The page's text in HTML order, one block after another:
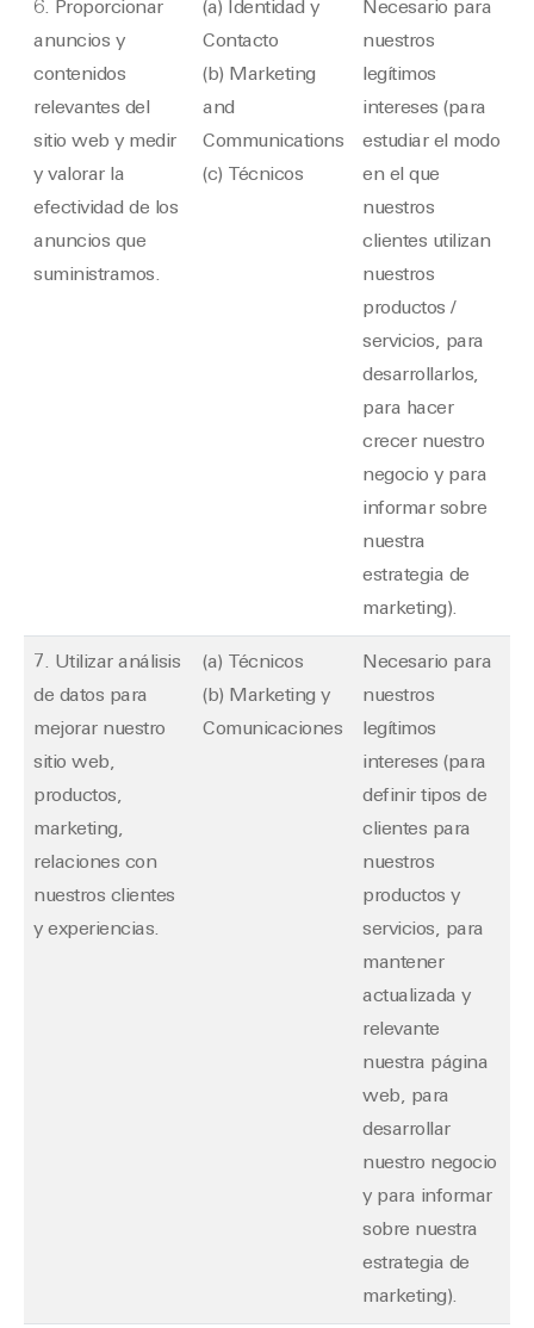
6. Proporcionar
anuncios y
contenidos
relevantes del
sitio web y medir
y valorar la
efectividad de los
anuncios que
suministramos.
(a) Identidad y
Contacto
(b) Marketing
and
Communications
(c) Técnicos
Necesario para
nuestros
legítimos
intereses (para
estudiar el modo
en el que
nuestros
clientes utilizan
nuestros
productos /
servicios, para
desarrollarlos,
para hacer
crecer nuestro
negocio y para
informar sobre
nuestra
estrategia de
marketing).
7. Utilizar análisis
de datos para
mejorar nuestro
sitio web,
productos,
marketing,
relaciones con
nuestros clientes
y experiencias.
(a) Técnicos
(b) Marketing y
Comunicaciones
Necesario para
nuestros
legítimos
intereses (para
definir tipos de
clientes para
nuestros
productos y
servicios, para
mantener
actualizada y
relevante
nuestra página
web, para
desarrollar
nuestro negocio
y para informar
sobre nuestra
estrategia de
marketing).